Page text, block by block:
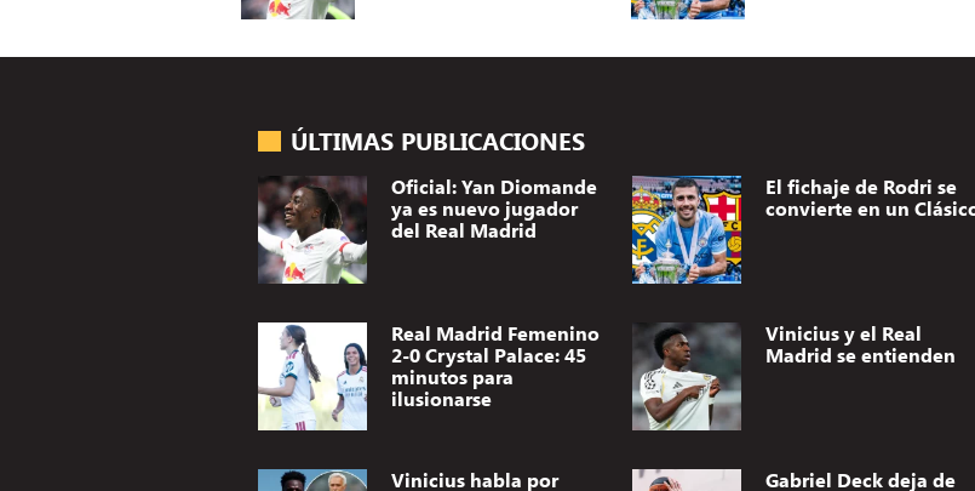
ÚLTIMAS PUBLICACIONES
Oficial: Yan Diomande
ya es nuevo jugador
del Real Madrid
El fichaje de Rodri se
convierte en un
Real Madrid Femenino
2-0 Crystal Palace: 45
minutos para
ilusionarse
Vinicius y el Real
Madrid se entienden
Vinicius habla por
Gabriel Deck deja de